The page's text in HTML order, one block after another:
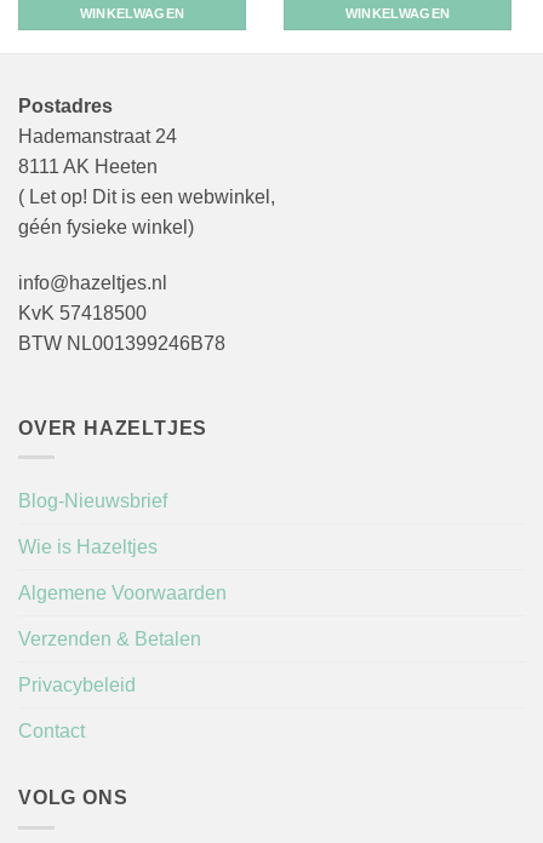
WINKELWAGEN WINKELWAGEN
Postadres
Hademanstraat 24
8111 AK Heeten
( Let op! Dit is een webwinkel,
géén fysieke winkel)
info@hazeltjes.nl
KvK 57418500
BTW NL001399246B78
OVER HAZELTJES
Blog-Nieuwsbrief
Wie is Hazeltjes
Algemene Voorwaarden
Verzenden & Betalen
Privacybeleid
Contact
VOLG ONS